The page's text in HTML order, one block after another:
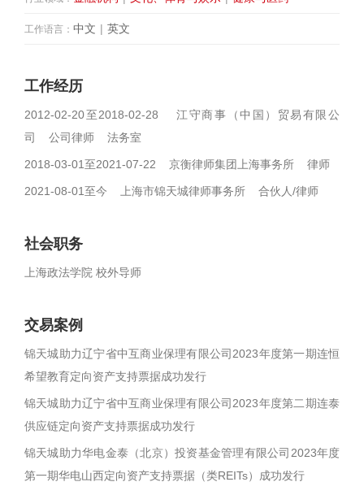
工作语言： 中文 | 英文
工作经历
2012-02-20至2018-02-28 江守商事（中国）贸易有限公
司 公司律师 法务室
2018-03-01至2021-07-22 京衡律师集团上海事务所 律师
2021-08-01至今 上海市锦天城律师事务所 合伙人/律师
社会职务
上海政法学院 校外导师
交易案例
锦天城助力辽宁省中互商业保理有限公司2023年度第一期连恒
希望教育定向资产支持票据成功发行
锦天城助力辽宁省中互商业保理有限公司2023年度第二期连泰
供应链定向资产支持票据成功发行
锦天城助力华电金泰（北京）投资基金管理有限公司2023年度
第一期华电山西定向资产支持票据（类REITs）成功发行